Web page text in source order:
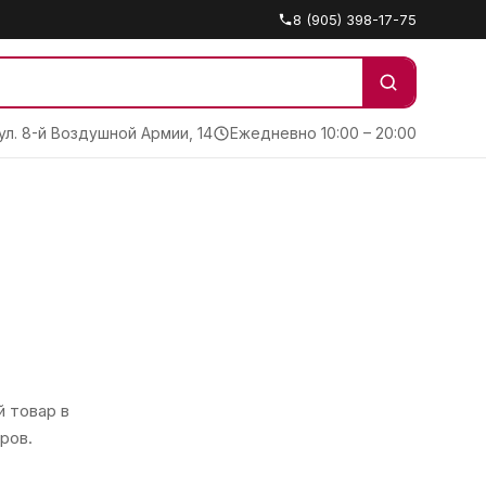
8 (905) 398-17-75
8-й Воздушной Армии, 14 Ежедневно 10:00 – 20:00
товар в